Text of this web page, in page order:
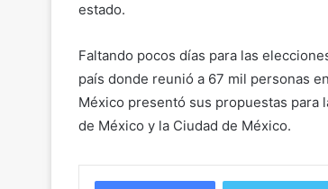
estado.
Faltando pocos días para las
país donde reunió a 67 mil personas
México presentó sus propuestas para
de México y la Ciudad de México.